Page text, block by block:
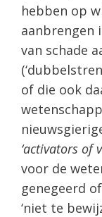
hebben op
aanbrengen
van schade
of die ook
‘activators of
voor de
genegeerd
‘niet te